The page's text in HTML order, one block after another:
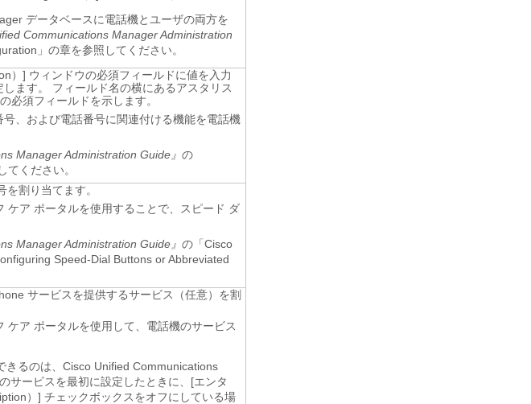
データベースに電話機とユーザの両方を
Communications Manager Administration
」の章を参照してください。
）] ウィンドウの必須フィールドに値を入力
ます。 フィールド名の横にあるアスタリス
必須フィールドを示します。
、および電話番号に関連付ける機能を電話機
Manager Administration Guide』 の
てください。
割り当てます。
ア ポータルを使用することで、スピード ダ
Manager Administration Guide』 の「Cisco
Speed-Dial Buttons or Abbreviated
サービスを提供するサービス（任意）を割
ア ポータルを使用して、電話機のサービス
きるのは、Cisco Unified Communications
サービスを最初に設定したときに、[エンタ
）] チェックボックスをオフにしている場